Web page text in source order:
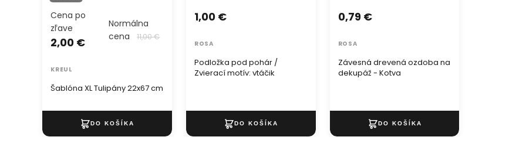
Šablóna XL Tulipány 22x67 cm
Cena po
zľave
2,00 €
Normálna
cena
11,00 €
KREUL
Podložka pod pohár /
Zvierací motív: vtáčik
1,00 €
ROSA
Závesná drevená ozdoba na
dekupáž - Kotva
0,79 €
ROSA